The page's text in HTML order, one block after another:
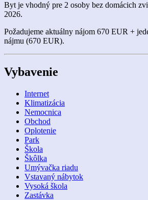
Byt je vhodný pre 2 osoby bez domácich
2026.
Požadujeme aktuálny nájom 670 EUR +
nájmu (670 EUR).
Vybavenie
Internet
Klimatizácia
Nemocnica
Obchod
Oplotenie
Park
Škola
Škôlka
Umývačka riadu
Vstavaný nábytok
Vysoká škola
Zastávka